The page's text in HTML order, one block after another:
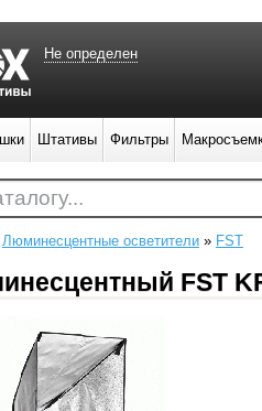
Люминесцентные осветители » FST
FST
Не определен
Штативы Фильтры